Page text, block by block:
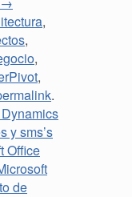
,
,
,
,
.
y sms’s
Office
de